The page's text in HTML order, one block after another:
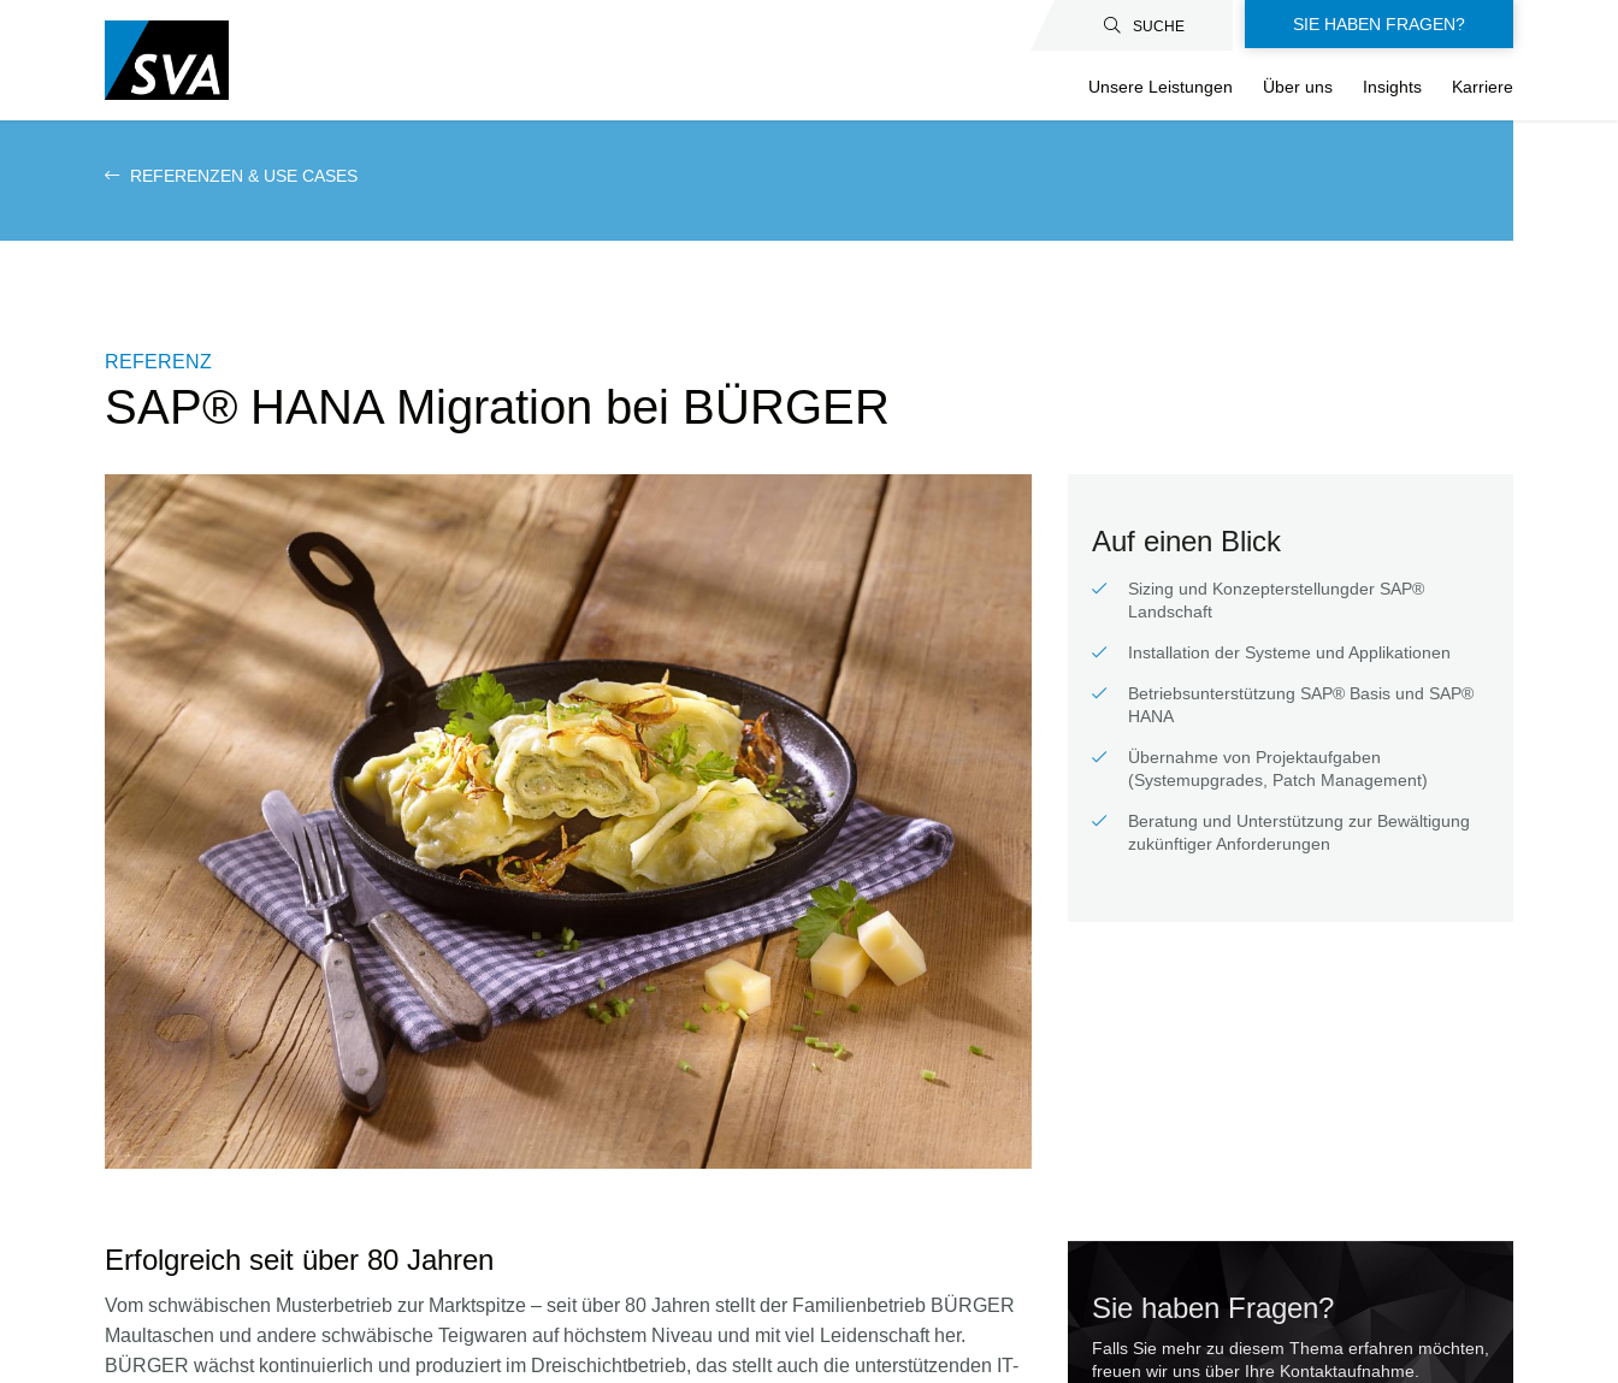
SUCHE SIE HABEN FRAGEN?
Unsere Leistungen Über uns Insights Karriere
REFERENZEN & USE CASES
REFERENZ
SAP® HANA Migration bei BÜRGER
Auf einen Blick
Sizing und Konzepterstellungder SAP®
Landschaft
Installation der Systeme und Applikationen
Betriebsunterstützung SAP® Basis und SAP®
HANA
Übernahme von Projektaufgaben
(Systemupgrades, Patch Management)
Beratung und Unterstützung zur Bewältigung
zukünftiger Anforderungen
Erfolgreich seit über 80 Jahren
Vom schwäbischen Musterbetrieb zur Marktspitze – seit über 80 Jahren stellt der Familienbetrieb BÜRGER
Maultaschen und andere schwäbische Teigwaren auf höchstem Niveau und mit viel Leidenschaft her.
BÜRGER wächst kontinuierlich und produziert im Dreischichtbetrieb, das stellt auch die unterstützenden IT-
Sie haben Fragen?
Falls Sie mehr zu diesem Thema erfahren möchten,
freuen wir uns über Ihre Kontaktaufnahme.